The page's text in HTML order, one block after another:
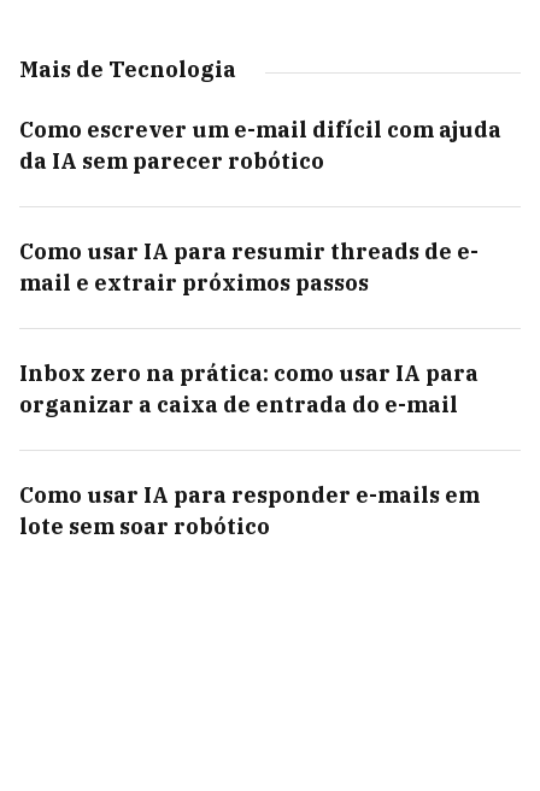
Mais de Tecnologia
Como escrever um e-mail difícil com ajuda
da IA sem parecer robótico
Como usar IA para resumir threads de e-
mail e extrair próximos passos
Inbox zero na prática: como usar IA para
organizar a caixa de entrada do e-mail
Como usar IA para responder e-mails em
lote sem soar robótico